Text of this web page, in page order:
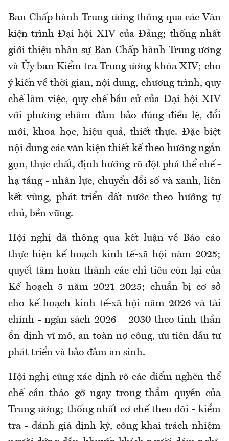
Ban Chấp hành Trung ương thông qua các Văn
kiện trình Đại hội XIV của Đảng; thống nhất
giới thiệu nhân sự Ban Chấp hành Trung ương
và Ủy ban Kiểm tra Trung ương khóa XIV; cho
ý kiến về thời gian, nội dung, chương trình, quy
chế làm việc, quy chế bầu cử của Đại hội XIV
với phương châm đảm bảo đúng điều lệ, đổi
mới, khoa học, hiệu quả, thiết thực. Đặc biệt
nội dung các văn kiện thiết kế theo hướng ngắn
gọn, thực chất, định hướng rõ đột phá thể chế -
hạ tầng - nhân lực, chuyển đổi số và xanh, liên
kết vùng, phát triển đất nước theo hướng tự
chủ, bền vững.
Hội nghị đã thông qua kết luận về Báo cáo
thực hiện kế hoạch kinh tế-xã hội năm 2025;
quyết tâm hoàn thành các chỉ tiêu còn lại của
Kế hoạch 5 năm 2021–2025; chuẩn bị cơ sở
cho kế hoạch kinh tế-xã hội năm 2026 và tài
chính - ngân sách 2026 – 2030 theo tinh thần
ổn định vĩ mô, an toàn nợ công, ưu tiên đầu tư
phát triển và bảo đảm an sinh.
Hội nghị cũng xác định rõ các điểm nghẽn thể
chế cần tháo gỡ ngay trong thẩm quyền của
Trung ương; thống nhất cơ chế theo dõi - kiểm
tra - đánh giá định kỳ, công khai trách nhiệm